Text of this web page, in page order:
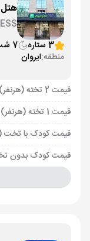
هتل
3 ستاره
7 شب
منطقه:ایروان
قیمت 2 تخته (هرنفر)
قیمت 1 تخته (هرنفر)
قیمت کودک با تخت
قیمت کودک بدون